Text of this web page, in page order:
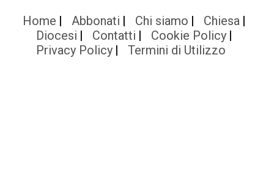
Home Abbonati Chi siamo
Chiesa
Diocesi
Contatti
Cookie Policy
Privacy Policy
Termini di Utilizzo